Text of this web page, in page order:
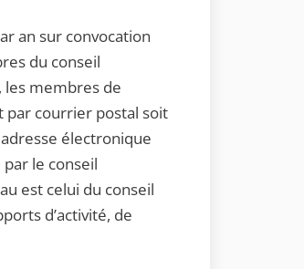
an sur convocation
du conseil
les membres de
par courrier postal soit
électronique
le conseil
est celui du conseil
d’activité, de